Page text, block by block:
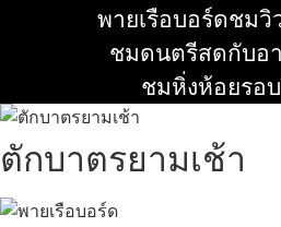
อ่านเพิ่ม
พายเรือบอร์ดชมวิ
อ่านเพิ่ม
ชมดนตรีสดกับอ
อ่านเพิ่ม
ชมหิ่งห้อยรอ
ตักบาตรยามเช้า